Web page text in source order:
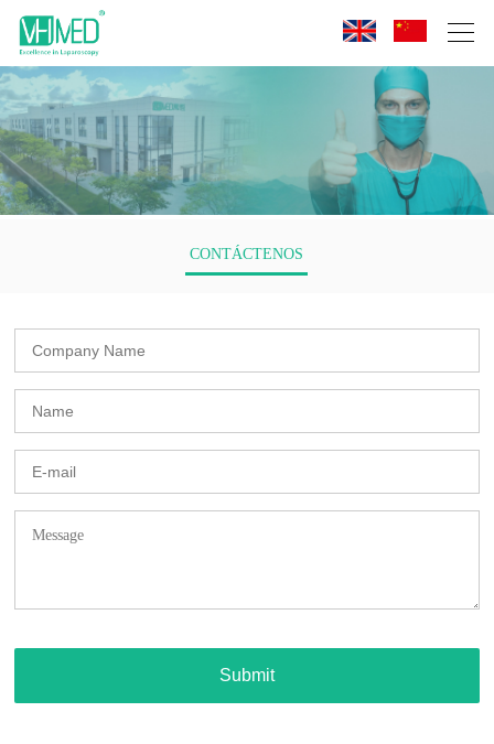
CONTÁCTENOS